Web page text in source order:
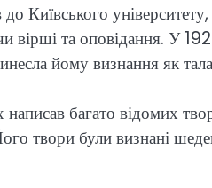
Київського
вірші та оповідання. У
йому визнання як
багато відомих
твори були визнані